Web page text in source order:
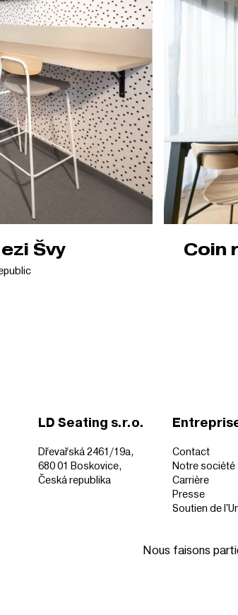
Švy
Coin
LD Seating s.r.o.
Dřevařská 2461/19a,
680 01 Boskovice,
Česká republika
Contact
Notre société
Carrière
Presse
Soutien de
Nous faisons